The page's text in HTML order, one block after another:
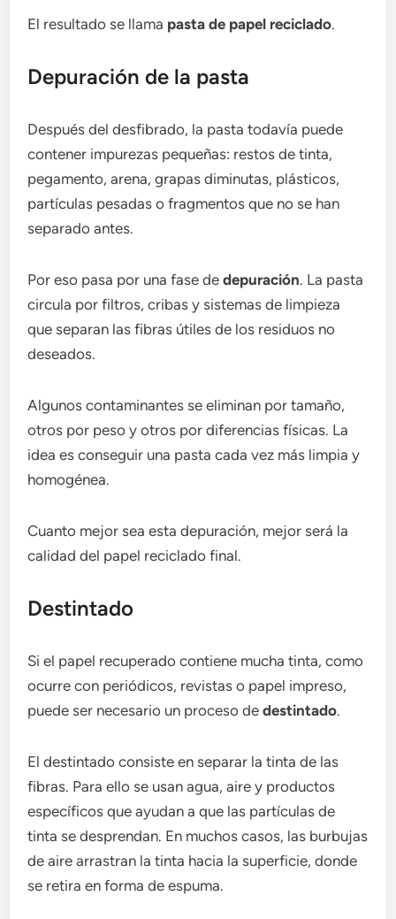
El resultado se llama pasta de papel reciclado.
Depuración de la pasta
Después del desfibrado, la pasta todavía puede
contener impurezas pequeñas: restos de tinta,
pegamento, arena, grapas diminutas, plásticos,
partículas pesadas o fragmentos que no se han
separado antes.
Por eso pasa por una fase dedepuración. La pasta
circula por filtros, cribas y sistemas de limpieza
que separan las fibras útiles de los residuos no
deseados.
Algunos contaminantes se eliminan por tamaño,
otros por peso y otros por diferencias físicas. La
idea es conseguir una pasta cada vez más limpia y
homogénea.
Cuanto mejor sea esta depuración, mejor será la
calidad del papel reciclado final.
Destintado
Si el papel recuperado contiene mucha tinta, como
ocurre con periódicos, revistas o papel impreso,
puede ser necesario un proceso dedestintado.
El destintado consiste en separar la tinta de las
fibras. Para ello se usan agua, aire y productos
específicos que ayudan a que las partículas de
tinta se desprendan. En muchos casos, las burbujas
de aire arrastran la tinta hacia la superficie, donde
se retira en forma de espuma.